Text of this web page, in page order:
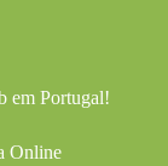
em Portugal!
Online